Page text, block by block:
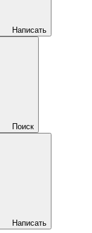
Написать
Поиск
Написать